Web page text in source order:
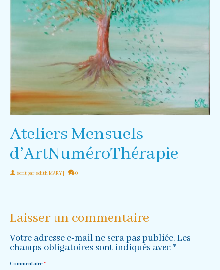
Ateliers Mensuels
d’ArtNuméroThérapie
écrit par edith MARY | 0
Laisser un commentaire
Votre adresse e-mail ne sera pas publiée. Les
champs obligatoires sont indiqués avec *
Commentaire*